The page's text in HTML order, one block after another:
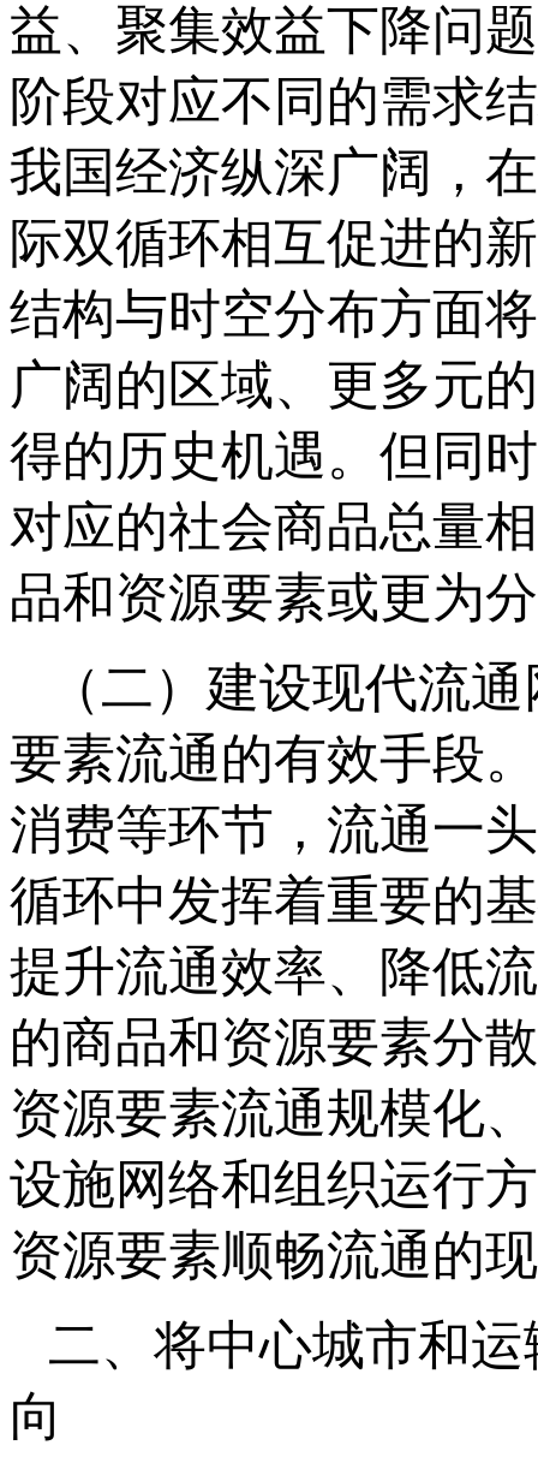
益、聚集效益下降问
阶段对应不同的需求
我国经济纵深广阔，
际双循环相互促进的
结构与时空分布方面
广阔的区域、更多元
得的历史机遇。但同
对应的社会商品总量
品和资源要素或更为
（二）建设现代流
要素流通的有效手段
消费等环节，流通一
循环中发挥着重要的
提升流通效率、降低
的商品和资源要素分
资源要素流通规模化
设施网络和组织运行
资源要素顺畅流通的
二、将中心城市和
向